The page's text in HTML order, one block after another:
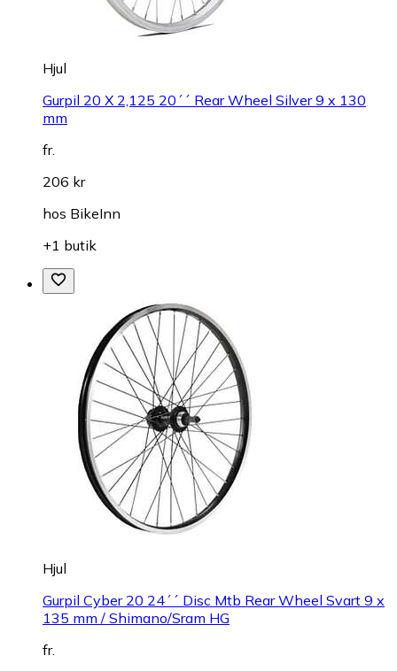
Hjul
Gurpil 20 X 2,125 20´´ Rear Wheel Silver 9 x 130
mm
fr.
206 kr
hos BikeInn
+1 butik
Hjul
Gurpil Cyber 20 24´´ Disc Mtb Rear Wheel Svart 9 x
135 mm / Shimano/Sram HG
fr.